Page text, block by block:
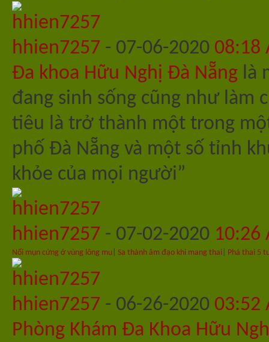
hhien7257 - 07-06-2020 08:18
Đa khoa Hữu Nghị Đà Nẵng là
đang sinh sống cũng như làm
tiêu là trở thành một trong
phố Đà Nẵng và một số tỉnh
khỏe của mọi người”
hhien7257 - 07-02-2020 10:26
Nổi mụn cứng ở vùng lông mu Sa thành âm đạo khi mang thai Phá thai 5
hhien7257 - 06-26-2020 03:52
Phòng Khám Đa Khoa Hữu